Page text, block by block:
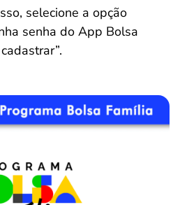
selecione a opção
senha do App Bolsa